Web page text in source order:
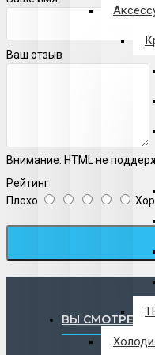
Ваш отзыв
Внимание: HTML не
Рейтинг
Плохо
ВЫ СМОТРЕЛИ